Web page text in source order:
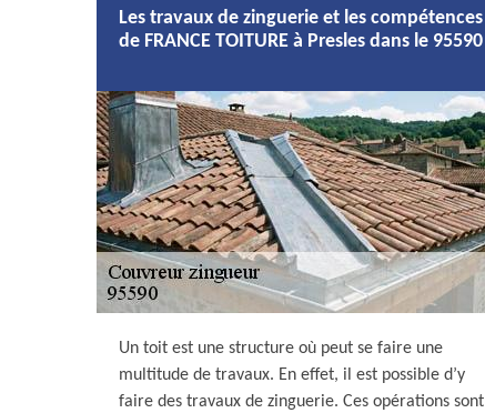
Les travaux de zinguerie et les compétences
de FRANCE TOITURE à Presles dans le 95590
Un toit est une structure où peut se faire une
multitude de travaux. En effet, il est possible d’y
faire des travaux de zinguerie. Ces opérations sont